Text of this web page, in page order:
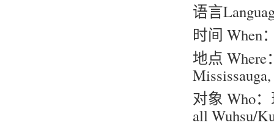
语言
时间 When
地点 Where
对象 Who
all Wuhsu/